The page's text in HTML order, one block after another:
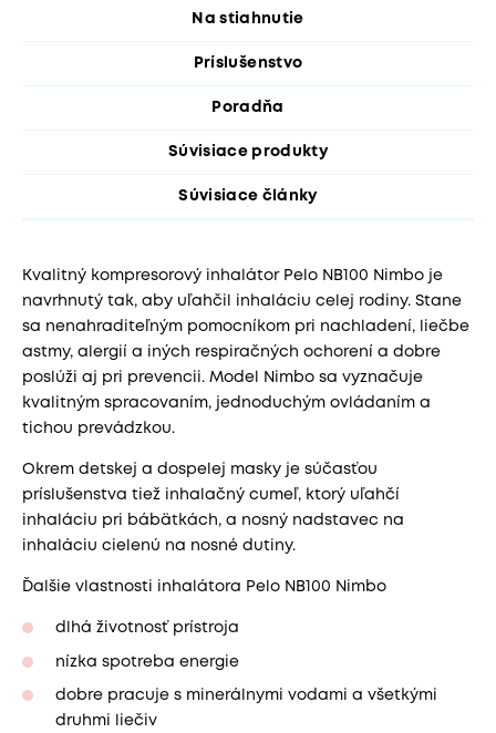
Na stiahnutie
Príslušenstvo
Poradňa
Súvisiace produkty
Súvisiace články
Kvalitný kompresorový inhalátor Pelo NB100 Nimbo je
navrhnutý tak, aby uľahčil inhaláciu celej rodiny. Stane
sa nenahraditeľným pomocníkom pri nachladení, liečbe
astmy, alergií a iných respiračných ochorení a dobre
poslúži aj pri prevencii. Model Nimbo sa vyznačuje
kvalitným spracovaním, jednoduchým ovládaním a
tichou prevádzkou.
Okrem detskej a dospelej masky je súčasťou
príslušenstva tiež inhalačný cumeľ, ktorý uľahčí
inhaláciu pri bábätkách, a nosný nadstavec na
inhaláciu cielenú na nosné dutiny.
Ďalšie vlastnosti inhalátora Pelo NB100 Nimbo
dlhá životnosť prístroja
nízka spotreba energie
dobre pracuje s minerálnymi vodami a všetkými
druhmi liečiv